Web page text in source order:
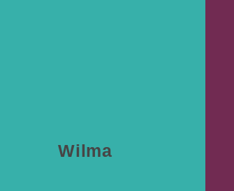
Wilma